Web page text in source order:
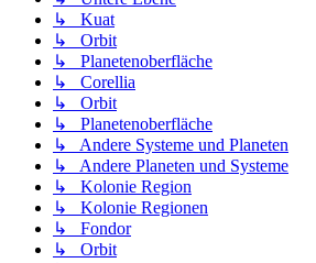
↳ Kuat
↳ Orbit
↳ Planetenoberfläche
↳ Corellia
↳ Orbit
↳ Planetenoberfläche
↳ Andere Systeme und Planeten
↳ Andere Planeten und Systeme
↳ Kolonie Region
↳ Kolonie Regionen
↳ Fondor
↳ Orbit